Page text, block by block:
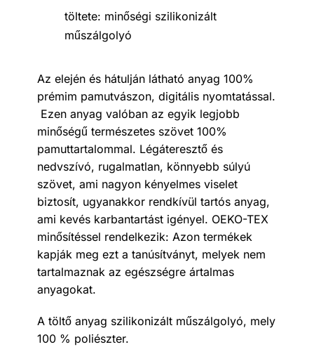
töltete: minőségi szilikonizált
műszálgolyó
Az elején és hátulján látható anyag 100%
prémim pamutvászon, digitális nyomtatással.
Ezen anyag valóban az egyik legjobb
minőségű természetes szövet 100%
pamuttartalommal. Légáteresztő és
nedvszívó, rugalmatlan, könnyebb súlyú
szövet, ami nagyon kényelmes viselet
biztosít, ugyanakkor rendkívül tartós anyag,
ami kevés karbantartást igényel. OEKO-TEX
minősítéssel rendelkezik: Azon termékek
kapják meg ezt a tanúsítványt, melyek nem
tartalmaznak az egészségre ártalmas
anyagokat.
A töltő anyag szilikonizált műszálgolyó, mely
100 % poliészter.